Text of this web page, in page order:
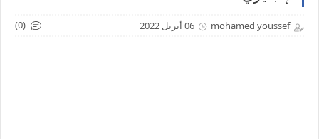
mohamed youssef 06 أبريل 2022 (0)